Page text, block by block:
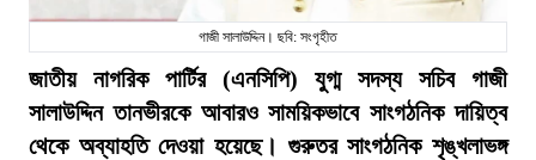
গাজী সালাউদ্দিন। ছবি: সংগৃহীত
জাতীয় নাগরিক পার্টির (এনসিপি) যুগ্ম সদস্য সচিব গাজী
সালাউদ্দিন তানভীরকে আবারও সাময়িকভাবে সাংগঠনিক দায়িত্ব
থেকে অব্যাহতি দেওয়া হয়েছে। গুরুতর সাংগঠনিক শৃঙ্খলাভঙ্গ